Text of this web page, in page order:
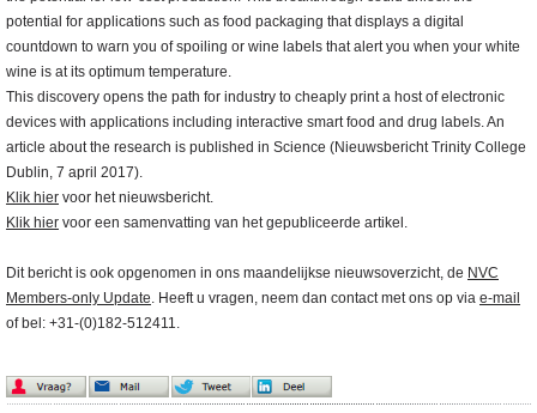
potential for applications such as food packaging that displays a digital
countdown to warn you of spoiling or wine labels that alert you when your white
wine is at its optimum temperature.
This discovery opens the path for industry to cheaply print a host of electronic
devices with applications including interactive smart food and drug labels. An
article about the research is published in Science (Nieuwsbericht Trinity College
Dublin, 7 april 2017).
Klik hier voor het nieuwsbericht.
Klik hier voor een samenvatting van het gepubliceerde artikel.
Dit bericht is ook opgenomen in ons maandelijkse nieuwsoverzicht, de NVC
Members-only Update. Heeft u vragen, neem dan contact met ons op via e-mail
of bel: +31-(0)182-512411.